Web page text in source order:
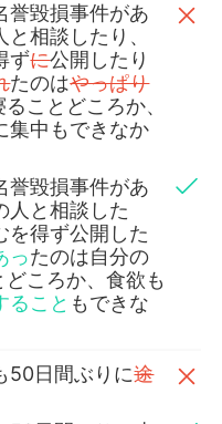
誉毀損事件があ
相談したり、
ずに公開したり
たのはやっぱり
ことどころか、
集中もできなか
誉毀損事件があ
人と相談した
を得ず公開した
ったのは自分の
ころか、食欲も
ること もできな
50日間ぶりに途